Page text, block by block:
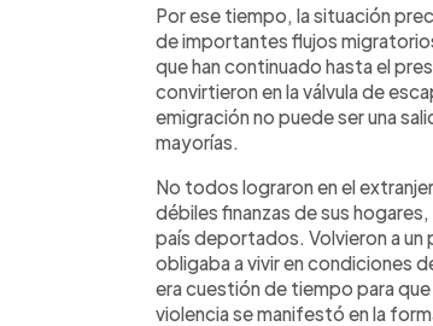
Por ese tiempo, la situación
de importantes flujos
que han continuado hasta el
convirtieron en la válvula de
emigración no puede ser una
mayorías.
No todos lograron en el
débiles finanzas de sus
país deportados. Volvieron a un
obligaba a vivir en condiciones
era cuestión de tiempo para
violencia se manifestó en la